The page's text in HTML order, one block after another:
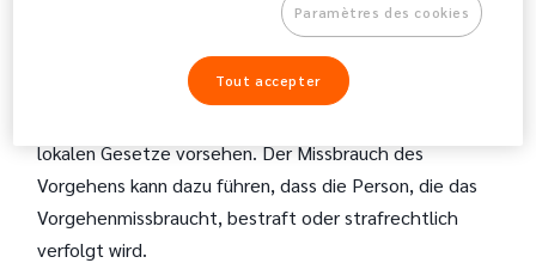
Whistleblower genießen den Schutz vor
lokalen Gesetze vorsehen. Der Missbrauch des
Vorgehens kann dazu führen, dass die Person, die das
Vorgehenmissbraucht, bestraft oder strafrechtlich
verfolgt wird.
Paramètres des cookies
Tout accepter